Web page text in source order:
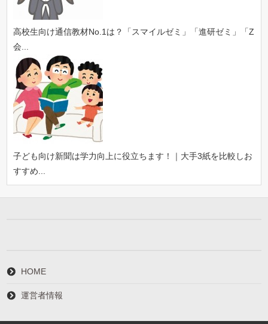
高校生向け通信教材No.1は？「スマイルゼミ」「進研ゼミ」「Z
会...
子ども向け新聞は学力向上に役立ちます！｜大手3紙を比較しお
すすめ...
HOME
運営者情報